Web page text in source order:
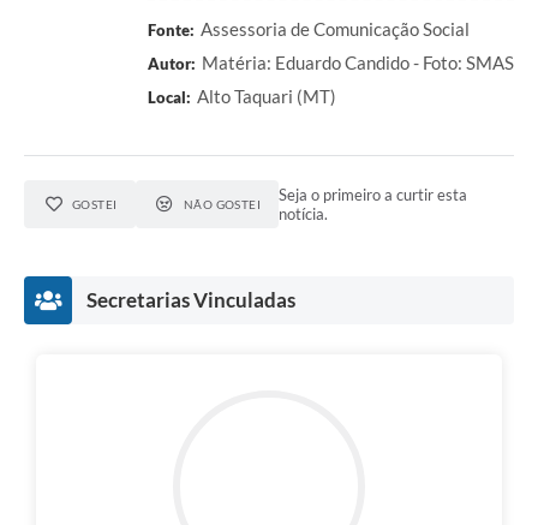
Fonte: Assessoria de Comunicação Social
Autor: Matéria: Eduardo Candido - Foto: SMAS
Local: Alto Taquari (MT)
GOSTEI NÃO GOSTEI
Seja o primeiro a curtir esta
notícia.
Secretarias Vinculadas